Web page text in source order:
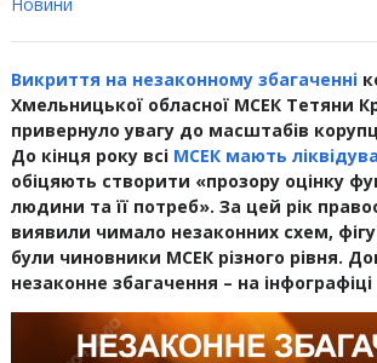
Викриття на незаконному збагаченні
Хмельницької обласної МСЕК Тетяни
привернуло увагу до масштабів
До кінця року всі МСЕК мають
обіцяють створити «прозору оцінку
людини та її потреб». За цей рік
виявили чимало незаконних схем,
були чиновники МСЕК різного рівня.
незаконне збагачення – на інфографіці